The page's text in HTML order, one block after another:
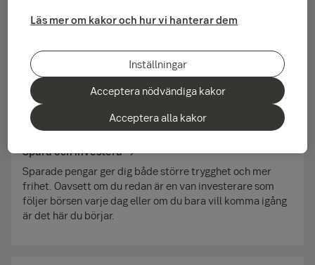
På sidorna hittar du aktuella kurser för valutor, aktier,
fonder och andra värdepapper tillsammans med de
senaste börsnyheterna.
Spara och investera
Sparade pengar ger dig både större trygghet och mer
frihet. Oavsett om du redan är en van investerare som
följer börsen varje dag eller om du bara vill komma igång
är det här du börjar.
Läs mer om kakor och hur vi hanterar dem
Inställningar
Acceptera nödvändiga kakor
Acceptera alla kakor